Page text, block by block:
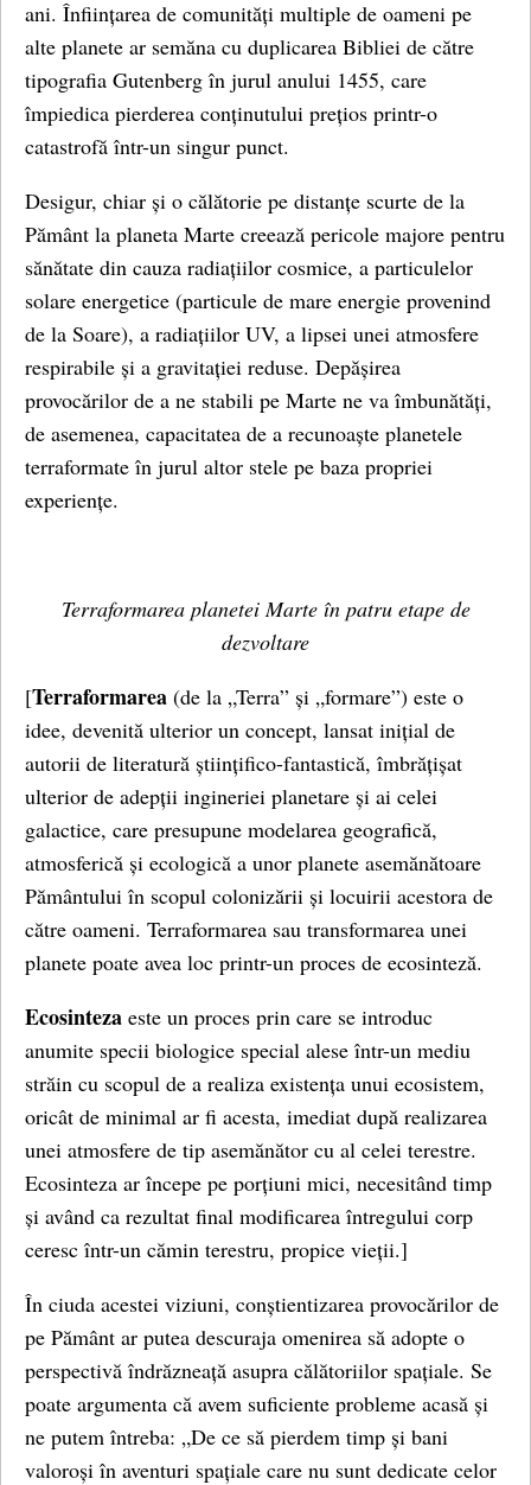
ani. Înființarea de comunități multiple de oameni pe
alte planete ar semăna cu duplicarea Bibliei de către
tipografia Gutenberg în jurul anului 1455, care
împiedica pierderea conținutului prețios printr-o
catastrofă într-un singur punct.
Desigur, chiar și o călătorie pe distanțe scurte de la
Pământ la planeta Marte creează pericole majore pentru
sănătate din cauza radiațiilor cosmice, a particulelor
solare energetice (particule de mare energie provenind
de la Soare), a radiațiilor UV, a lipsei unei atmosfere
respirabile și a gravitației reduse. Depășirea
provocărilor de a ne stabili pe Marte ne va îmbunătăți,
de asemenea, capacitatea de a recunoaște planetele
terraformate în jurul altor stele pe baza propriei
experiențe.
Terraformarea planetei Marte în patru etape de
dezvoltare
[Terraformarea (de la „Terra” și „formare”) este o
idee, devenită ulterior un concept, lansat inițial de
autorii de literatură științifico-fantastică, îmbrățișat
ulterior de adepții ingineriei planetare și ai celei
galactice, care presupune modelarea geografică,
atmosferică și ecologică a unor planete asemănătoare
Pământului în scopul colonizării și locuirii acestora de
către oameni. Terraformarea sau transformarea unei
planete poate avea loc printr-un proces de ecosinteză.
Ecosinteza este un proces prin care se introduc
anumite specii biologice special alese într-un mediu
străin cu scopul de a realiza existența unui ecosistem,
oricât de minimal ar fi acesta, imediat după realizarea
unei atmosfere de tip asemănător cu al celei terestre.
Ecosinteza ar începe pe porțiuni mici, necesitând timp
și având ca rezultat final modificarea întregului corp
ceresc într-un cămin terestru, propice vieții.]
În ciuda acestei viziuni, conștientizarea provocărilor de
pe Pământ ar putea descuraja omenirea să adopte o
perspectivă îndrăzneață asupra călătoriilor spațiale. Se
poate argumenta că avem suficiente probleme acasă și
ne putem întreba: „De ce să pierdem timp și bani
valoroși în aventuri spațiale care nu sunt dedicate celor